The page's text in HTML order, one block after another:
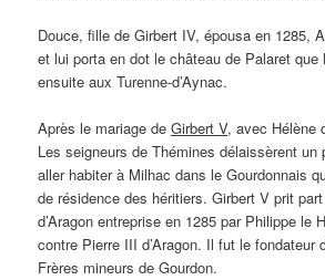
Douce, fille de Girbert IV, épousa en 1285,
et lui porta en dot le château de Palaret que
ensuite aux Turenne-d’Aynac.
Après le mariage deGirbert V, avec Hélène
Les seigneurs de Thémines délaissèrent un
aller habiter à Milhac dans le Gourdonnais
de résidence des héritiers. Girbert V prit
d’Aragon entreprise en 1285 par Philippe le
contre Pierre III d’Aragon. Il fut le fondateur
Frères mineurs de Gourdon.